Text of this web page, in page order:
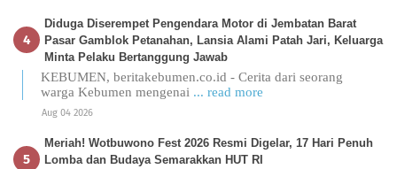
Diduga Diserempet Pengendara Motor di Jembatan Barat
Pasar Gamblok Petanahan, Lansia Alami Patah Jari, Keluarga
Minta Pelaku Bertanggung Jawab
KEBUMEN, beritakebumen.co.id - Cerita dari seorang
warga Kebumen mengenai ... read more
Aug 04 2026
Meriah! Wotbuwono Fest 2026 Resmi Digelar, 17 Hari Penuh
Lomba dan Budaya Semarakkan HUT RI